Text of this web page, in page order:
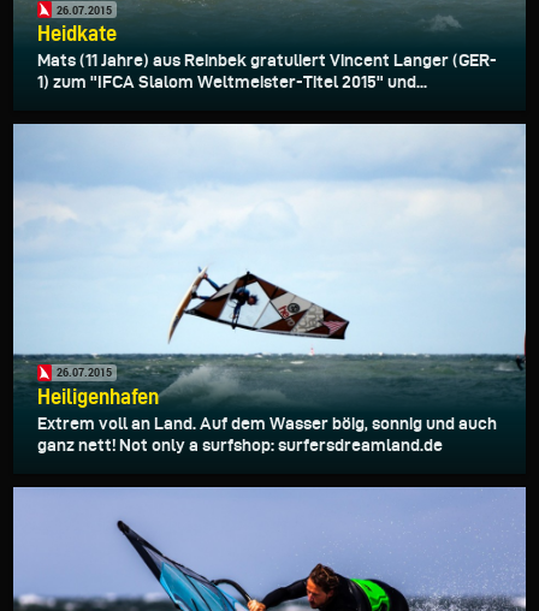
26.07.2015
Heidkate
Mats (11 Jahre) aus Reinbek gratuliert Vincent Langer (GER-
1) zum "IFCA Slalom Weltmeister-Titel 2015" und...
26.07.2015
Heiligenhafen
Extrem voll an Land. Auf dem Wasser böig, sonnig und auch
ganz nett! Not only a surfshop: surfersdreamland.de